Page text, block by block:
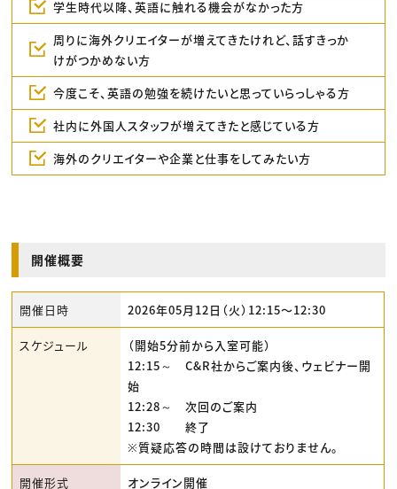
学生時代以降、英語に触れる機会がなかった方
周りに海外クリエイターが増えてきたけれど、話すきっか
けがつかめない方
今度こそ、英語の勉強を続けたいと思っていらっしゃる方
社内に外国人スタッフが増えてきたと感じている方
海外のクリエイターや企業と仕事をしてみたい方
開催概要
開催日時 2026年05月12日（火）12:15〜12:30
スケジュール
（開始5分前から入室可能）
12:15～ C&R社からご案内後、ウェビナー開
始
12:28～ 次回のご案内
12:30 終了
※質疑応答の時間は設けておりません。
開催形式 オンライン開催